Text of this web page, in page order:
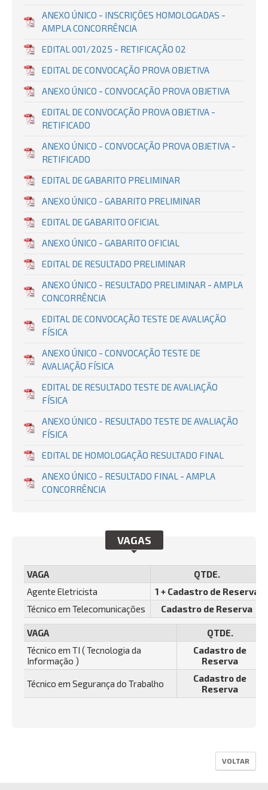
ANEXO ÚNICO - INSCRIÇÕES HOMOLOGADAS -
AMPLA CONCORRÊNCIA
EDITAL 001/2025 - RETIFICAÇÃO 02
EDITAL DE CONVOCAÇÃO PROVA OBJETIVA
ANEXO ÚNICO - CONVOCAÇÃO PROVA OBJETIVA
EDITAL DE CONVOCAÇÃO PROVA OBJETIVA -
RETIFICADO
ANEXO ÚNICO - CONVOCAÇÃO PROVA OBJETIVA -
RETIFICADO
EDITAL DE GABARITO PRELIMINAR
ANEXO ÚNICO - GABARITO PRELIMINAR
EDITAL DE GABARITO OFICIAL
ANEXO ÚNICO - GABARITO OFICIAL
EDITAL DE RESULTADO PRELIMINAR
ANEXO ÚNICO - RESULTADO PRELIMINAR - AMPLA
CONCORRÊNCIA
EDITAL DE CONVOCAÇÃO TESTE DE AVALIAÇÃO
FÍSICA
ANEXO ÚNICO - CONVOCAÇÃO TESTE DE
AVALIAÇÃO FÍSICA
EDITAL DE RESULTADO TESTE DE AVALIAÇÃO
FÍSICA
ANEXO ÚNICO - RESULTADO TESTE DE AVALIAÇÃO
FÍSICA
EDITAL DE HOMOLOGAÇÃO RESULTADO FINAL
ANEXO ÚNICO - RESULTADO FINAL - AMPLA
CONCORRÊNCIA
VAGAS
VAGA
QTDE.
Agente Eletricista
1 + Cadastro de Reserva
Técnico em Telecomunicações
Cadastro de Reserva
VAGA
QTDE.
Técnico em TI ( Tecnologia da
Informação )
Cadastro de
Reserva
Técnico em Segurança do Trabalho
Cadastro de
Reserva
VOLTAR